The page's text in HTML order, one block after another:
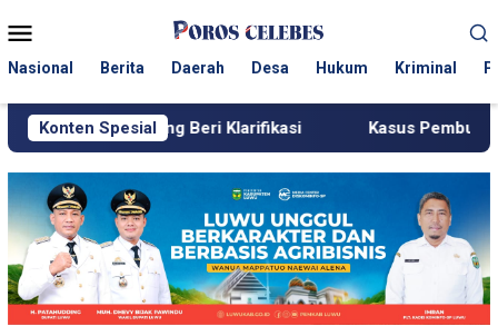
ke
Mobile
Nasional Berita Daerah Desa Hukum Kriminal
Konten Spesial
Beri Klarifikasi Kasus Pembunuhan Perempuan